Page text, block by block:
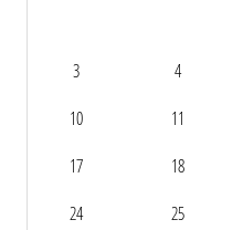
3 4
10 11
17 18
24 25